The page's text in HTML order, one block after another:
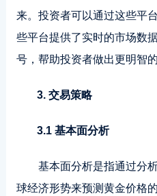
来。投资者可以通过这些平
些平台提供了实时的市场数
号，帮助投资者做出更明智的
3. 交易策略
3.1 基本面分析
基本面分析是指通过分
球经济形势来预测黄金价格